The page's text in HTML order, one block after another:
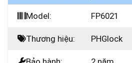
Model: FP6021
Thương hiệu: PHGlock